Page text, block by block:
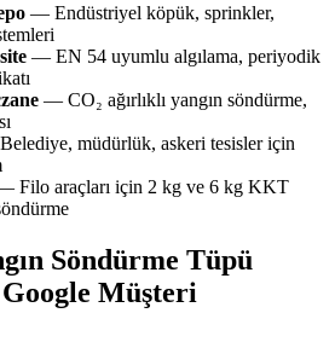
— Endüstriyel köpük, sprinkler,
— EN 54 uyumlu algılama, periyodik
— CO₂ ağırlıklı yangın söndürme,
müdürlük, askeri tesisler için
Filo araçları için 2 kg ve 6 kg KKT
Söndürme Tüpü
Müşteri